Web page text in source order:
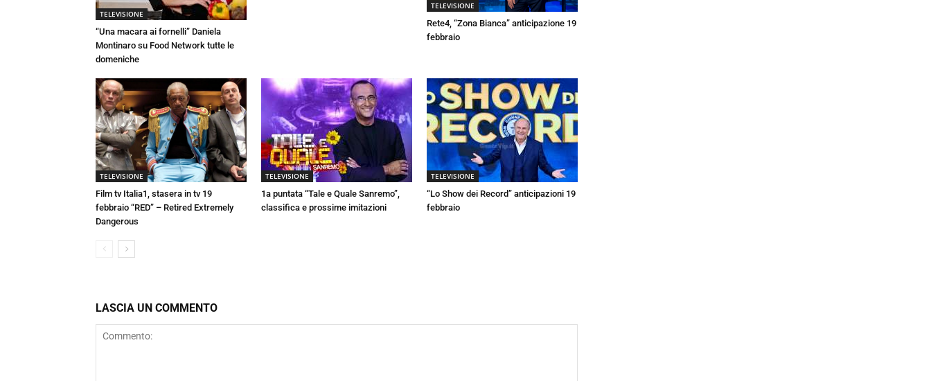
TELEVISIONE
“Una macara ai fornelli” Daniela
Montinaro su Food Network tutte le
domeniche
TELEVISIONE
Rete4, “Zona Bianca” anticipazione 19
febbraio
TELEVISIONE
Film tv Italia1, stasera in tv 19
febbraio “RED” – Retired Extremely
Dangerous
TELEVISIONE
1a puntata “Tale e Quale Sanremo”,
classifica e prossime imitazioni
TELEVISIONE
“Lo Show dei Record” anticipazioni 19
febbraio
LASCIA UN COMMENTO